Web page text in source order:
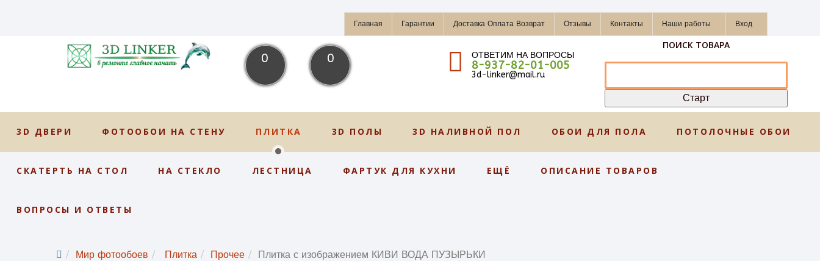
Главная Гарантии Доставка Оплата Возврат Отзывы Контакты Наши работы Вход
0 0 ОТВЕТИМ НА ВОПРОСЫ
8-937-82-01-005
3d-linker@mail.ru
ПОИСК ТОВАРА
3D ДВЕРИ ФОТООБОИ НА СТЕНУ ПЛИТКА 3D ПОЛЫ 3D НАЛИВНОЙ ПОЛ ОБОИ ДЛЯ ПОЛА ПОТОЛОЧНЫЕ ОБОИ
СКАТЕРТЬ НА СТОЛ НА СТЕКЛО ЛЕСТНИЦА ФАРТУК ДЛЯ КУХНИ ЕЩЁ ОПИСАНИЕ ТОВАРОВ
ВОПРОСЫ И ОТВЕТЫ
Мир фотообоев Плитка Прочее Плитка с изображением КИВИ ВОДА ПУЗЫРЬКИ